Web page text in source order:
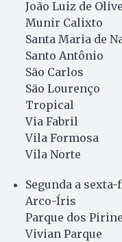
João Luiz de
Munir Calixto
Santa Maria de
Santo Antônio
São Carlos
São Lourenço
Tropical
Via Fabril
Vila Formosa
Vila Norte
Segunda a
Arco-Íris
Parque dos
Vivian Parque